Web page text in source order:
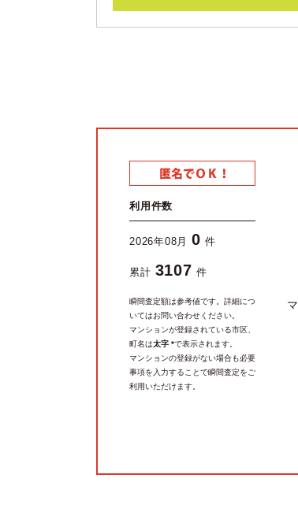
利用件数
2026年08月 0 件
累計 3107 件
瞬間査定額は参考値です。詳細につ
いてはお問い合わせください。
マンションが登録されている市区、
町名は太字 *で表示されます。
マンションの登録がない場合も必要
事項を入力することで瞬間査定をご
利用いただけます。